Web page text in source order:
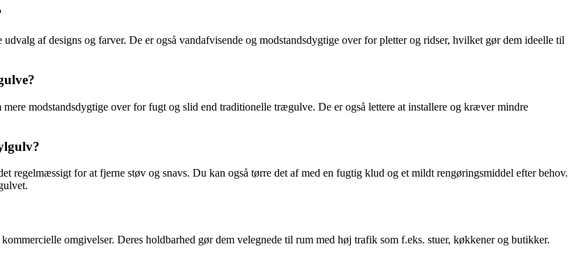
af designs og farver. De er også vandafvisende og modstandsdygtige over for pletter og ridser, hvilket gør dem ideelle til
modstandsdygtige over for fugt og slid end traditionelle trægulve. De er også lettere at installere og kræver mindre
regelmæssigt for at fjerne støv og snavs. Du kan også tørre det af med en fugtig klud og et mildt rengøringsmiddel efter behov.
omgivelser. Deres holdbarhed gør dem velegnede til rum med høj trafik som f.eks. stuer, køkkener og butikker.